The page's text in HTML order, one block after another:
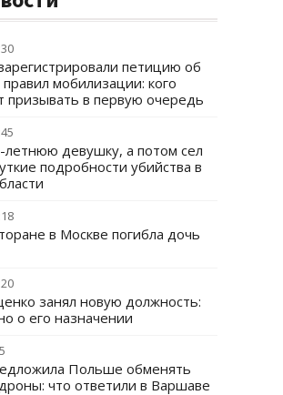
петицию об
мобилизации: кого
призывать в первую очередь
летнюю девушку, а потом сел
подробности убийства в
в Москве погибла дочь
занял новую должность:
о его назначении
Польше обменять
что ответили в Варшаве